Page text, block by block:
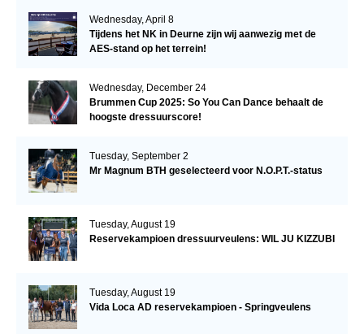
Wednesday, April 8
Tijdens het NK in Deurne zijn wij aanwezig met de
AES-stand op het terrein!
Wednesday, December 24
Brummen Cup 2025: So You Can Dance behaalt de
hoogste dressuurscore!
Tuesday, September 2
Mr Magnum BTH geselecteerd voor N.O.P.T.-status
Tuesday, August 19
Reservekampioen dressuurveulens: WIL JU KIZZUBI
Tuesday, August 19
Vida Loca AD reservekampioen - Springveulens